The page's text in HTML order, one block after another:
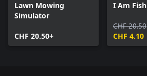
Lawn Mowing
Simulator
CHF 20.50+
I Am Fish
CHF 20.50
CHF 4.10